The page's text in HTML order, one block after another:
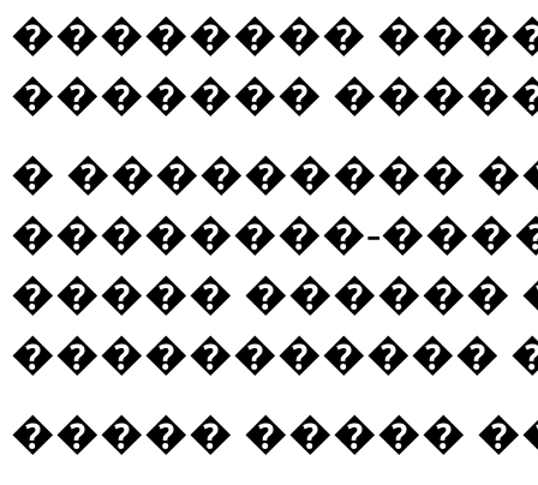
��������
�������
� ���������
��������-
����� ������
�����������
����� �����